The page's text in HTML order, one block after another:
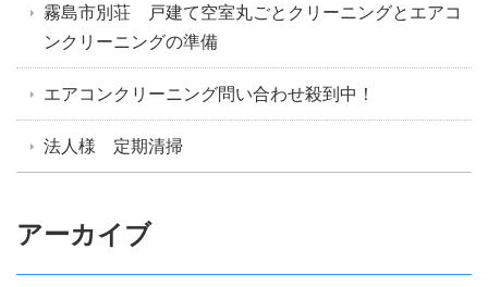
霧島市別荘 戸建て空室丸ごとクリーニングとエアコ
ンクリーニングの準備
エアコンクリーニング問い合わせ殺到中！
法人様 定期清掃
アーカイブ